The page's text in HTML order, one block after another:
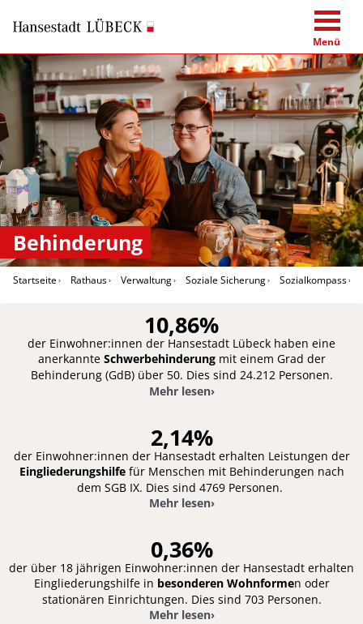
Menü
Behinderung
Startseite Rathaus Verwaltung Soziale Sicherung Sozialkompass
10,86%
der Einwohner:innen der Hansestadt Lübeck haben eine
anerkannte Schwerbehinderungmit einem Grad der
Behinderung (GdB) über 50. Dies sind 24.212 Personen.
Mehr lesen›
2,14%
der Einwohner:innen der Hansestadt erhalten Leistungen der
Eingliederungshilfefür Menschen mit Behinderungen nach
dem SGB IX. Dies sind 4769 Personen.
Mehr lesen›
0,36%
der über 18 jährigen Einwohner:innen der Hansestadt erhalten
Eingliederungshilfe in besonderen Wohnformen oder
stationären Einrichtungen. Dies sind 703 Personen.
Mehr lesen›